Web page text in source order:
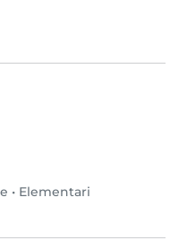
• Elementari